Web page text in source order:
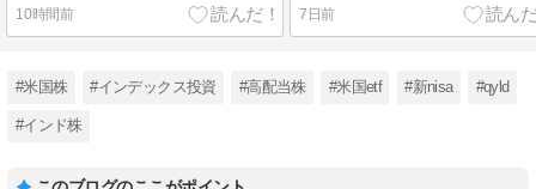
10時間前 7日前
#米国株 #インデックス投資 #高配当株 #米国etf #新nisa #qyld
#インド株